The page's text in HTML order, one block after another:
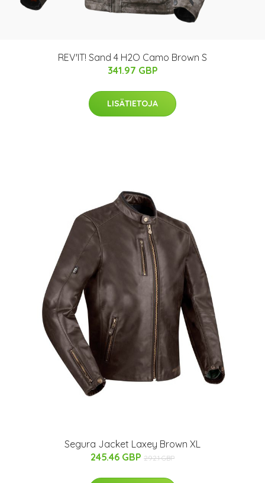
REV'IT! Sand 4 H2O Camo Brown S
341.97 GBP
LISÄTIETOJA
Segura Jacket Laxey Brown XL
245.46 GBP 292.1 GBP